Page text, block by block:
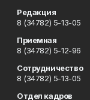
Редакция
8 (34782) 5-13-05
Приемная
8 (34782) 5-12-96
Сотрудничество
8 (34782) 5-13-05
Отдел кадров